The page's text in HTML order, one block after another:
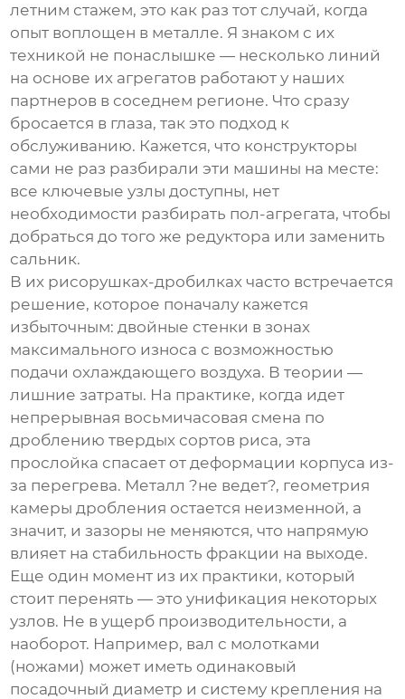
летним стажем, это как раз тот случай, когда
опыт воплощен в металле. Я знаком с их
техникой не понаслышке — несколько линий
на основе их агрегатов работают у наших
партнеров в соседнем регионе. Что сразу
бросается в глаза, так это подход к
обслуживанию. Кажется, что конструкторы
сами не раз разбирали эти машины на месте:
все ключевые узлы доступны, нет
необходимости разбирать пол-агрегата, чтобы
добраться до того же редуктора или заменить
сальник.
В их рисорушках-дробилках часто встречается
решение, которое поначалу кажется
избыточным: двойные стенки в зонах
максимального износа с возможностью
подачи охлаждающего воздуха. В теории —
лишние затраты. На практике, когда идет
непрерывная восьмичасовая смена по
дроблению твердых сортов риса, эта
прослойка спасает от деформации корпуса из-
за перегрева. Металл ?не ведет?, геометрия
камеры дробления остается неизменной, а
значит, и зазоры не меняются, что напрямую
влияет на стабильность фракции на выходе.
Еще один момент из их практики, который
стоит перенять — это унификация некоторых
узлов. Не в ущерб производительности, а
наоборот. Например, вал с молотками
(ножами) может иметь одинаковый
посадочный диаметр и систему крепления на